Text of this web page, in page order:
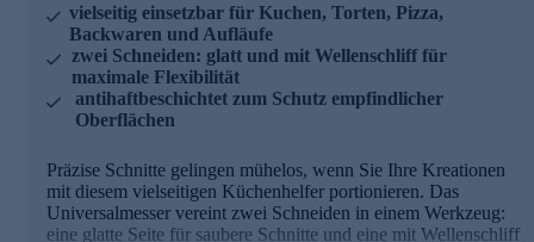
vielseitig einsetzbar für Kuchen, Torten, Pizza,
Backwaren und Aufläufe
zwei Schneiden: glatt und mit Wellenschliff für
maximale Flexibilität
antihaftbeschichtet zum Schutz empfindlicher
Oberflächen
Präzise Schnitte gelingen mühelos, wenn Sie Ihre Kreationen
mit diesem vielseitigen Küchenhelfer portionieren. Das
Universalmesser vereint zwei Schneiden in einem Werkzeug:
eine glatte Seite für saubere Schnitte und eine mit Wellenschliff